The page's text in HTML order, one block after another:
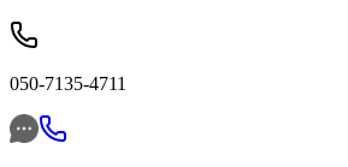
050-7135-4711